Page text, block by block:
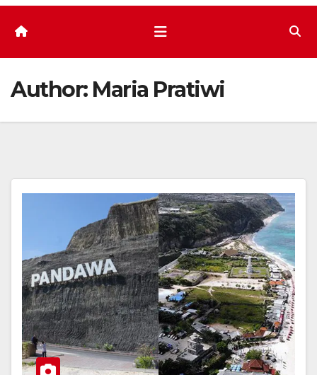
Author: Maria Pratiwi